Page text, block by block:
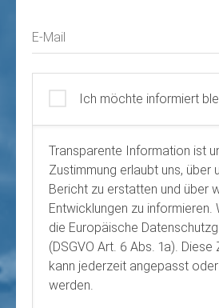
E-Mail
Ich möchte informiert
Transparente Information ist
Zustimmung erlaubt uns, über
Bericht zu erstatten und über
Entwicklungen zu informieren.
die Europäische
(DSGVO Art. 6 Abs. 1a). Diese
kann jederzeit angepasst
werden.